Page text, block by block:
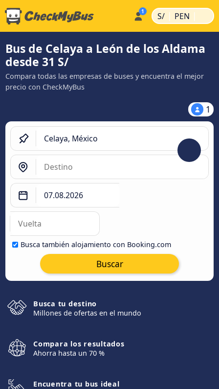
S/ | PEN |
Bus de Celaya a León de los Aldama
desde 31 S/
Compara todas las empresas de buses y encuentra el mejor
precio con CheckMyBus
1
Busca también alojamiento con Booking.com
Buscar
Busca tu destino
Millones de ofertas en el mundo
Compara los resultados
Ahorra hasta un 70 %
Encuentra tu bus ideal